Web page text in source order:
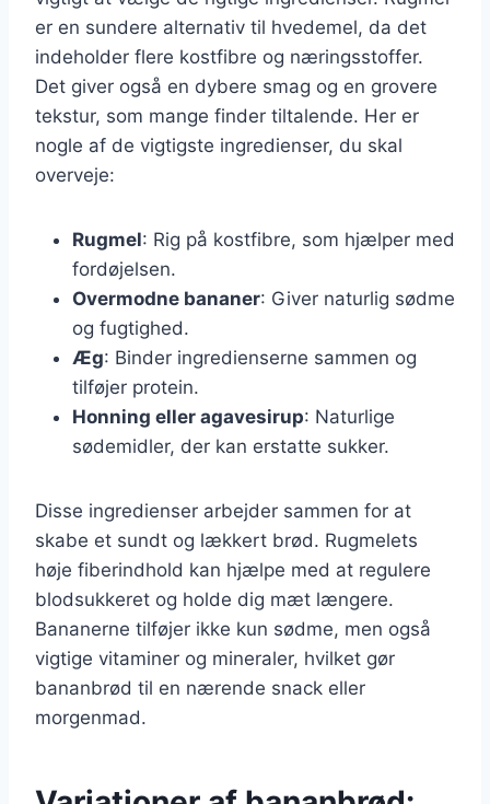
er en sundere alternativ til hvedemel, da det
indeholder flere kostfibre og næringsstoffer.
Det giver også en dybere smag og en grovere
tekstur, som mange finder tiltalende. Her er
nogle af de vigtigste ingredienser, du skal
overveje:
Rugmel: Rig på kostfibre, som hjælper med
fordøjelsen.
Overmodne bananer: Giver naturlig sødme
og fugtighed.
Æg: Binder ingredienserne sammen og
tilføjer protein.
Honning eller agavesirup: Naturlige
sødemidler, der kan erstatte sukker.
Disse ingredienser arbejder sammen for at
skabe et sundt og lækkert brød. Rugmelets
høje fiberindhold kan hjælpe med at regulere
blodsukkeret og holde dig mæt længere.
Bananerne tilføjer ikke kun sødme, men også
vigtige vitaminer og mineraler, hvilket gør
bananbrød til en nærende snack eller
morgenmad.